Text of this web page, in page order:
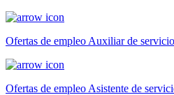
Ofertas de empleo Auxiliar de
Ofertas de empleo Asistente de